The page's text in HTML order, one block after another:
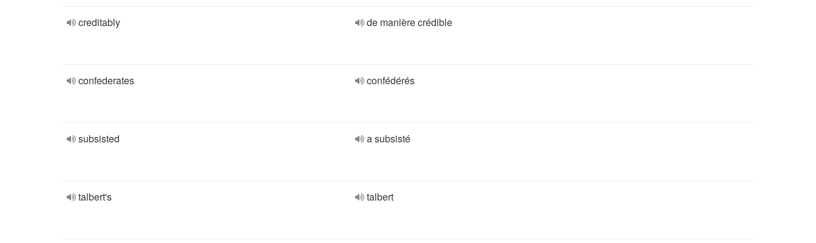
creditably de manière crédible
confederates confédérés
subsisted a subsisté
talbert's talbert